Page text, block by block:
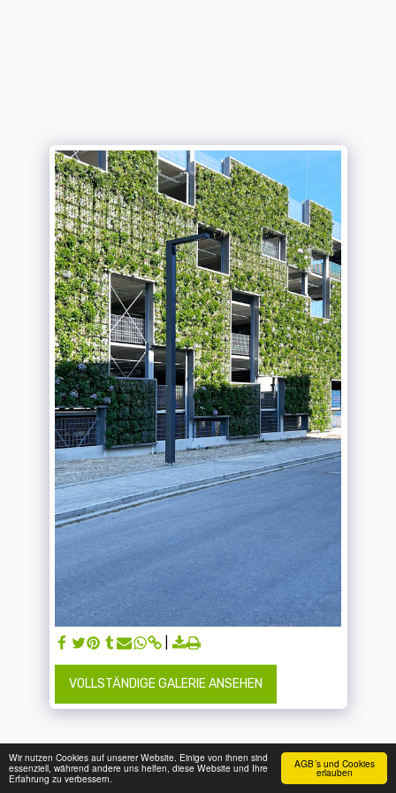
AGB´s und Cookies
erlauben
Wir nutzen Cookies auf unserer Website. Einige von ihnen sind
essenziell, während andere uns helfen, diese Website und Ihre
Erfahrung zu verbessern.
VOLLSTÄNDIGE GALERIE ANSEHEN